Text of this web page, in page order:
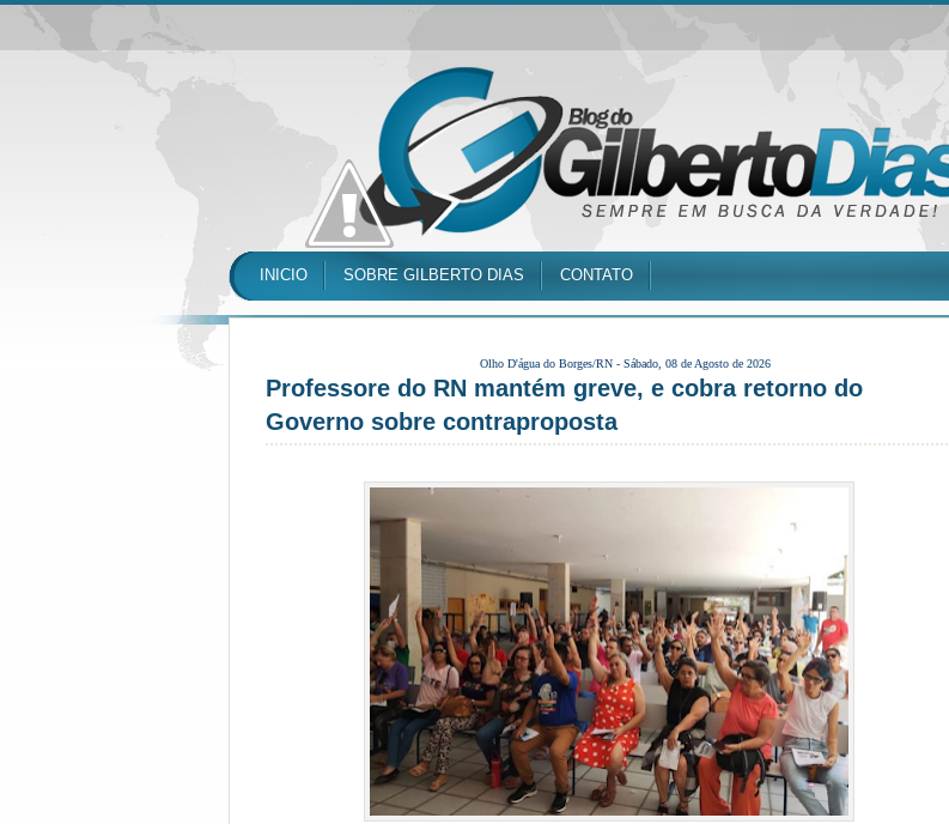
INICIO SOBRE GILBERTO DIAS CONTATO
Olho D'água do Borges/RN - Sábado, 08 de Agosto de 2026
Professore do RN mantém greve, e cobra retorno do
Governo sobre contraproposta